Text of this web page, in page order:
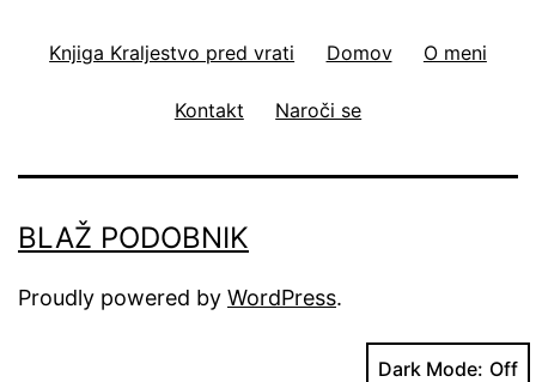
Knjiga Kraljestvo pred vrati Domov O meni
Kontakt Naroči se
BLAŽ PODOBNIK
Proudly powered by WordPress.
Dark Mode: